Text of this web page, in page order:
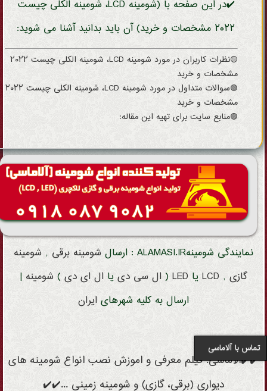
✔️در این صفحه با (شومینه LCD، شومینه الکلی چیست
۲۰۲۲ مشخصات و خرید) آن باید بدانید آشنا می شوید:
🟡نظرات کاربران در مورد شومینه LCD، شومینه الکلی چیست ۲۰۲۲
مشخصات و خرید
🟢سوالات متداول در مورد شومینه LCD، شومینه الکلی چیست ۲۰۲۲
مشخصات و خرید
🟣منابع سایت برای تهیه این مقاله:
نمایندگی شومینهALAMASI.IR : ارسال شومینه برقی , شومینه
گازی,
LCDیا LED
( ال سی دییا ال ای دی) شومینه |
ارسال به کلیه شهرهای ایران
✔️✔️آلاماسی: فیلم معرفی و اموزش نصب انواع شومینه های
دیواری (برقی، گازی) و شومینه زمینی ...✔️✔️
تماس با آلاماسی